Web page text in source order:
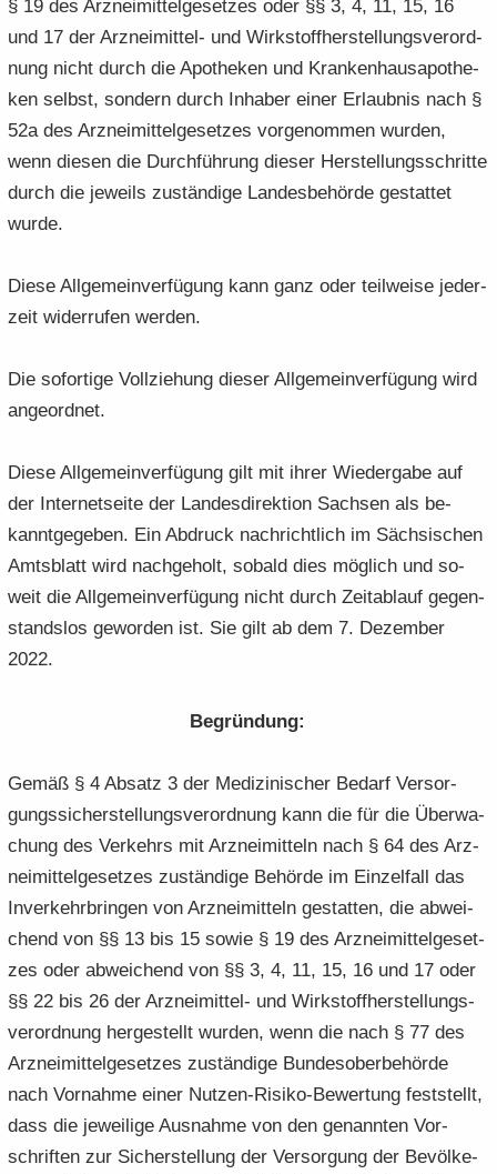
§ 19 des Arz­nei­mit­tel­ge­set­zes oder §§ 3, 4, 11, 15, 16
und 17 der Arzneimittel-​ und Wirk­stoff­her­stel­lungs­ver­ord­
nung nicht durch die Apo­the­ken und Kran­ken­hau­s­apo­the­
ken selbst, son­dern durch In­ha­ber einer Er­laub­nis nach §
52a des Arz­nei­mit­tel­ge­set­zes vor­ge­nom­men wur­den,
wenn die­sen die Durch­füh­rung die­ser Her­stel­lungs­schrit­te
durch die je­weils zu­stän­di­ge Lan­des­be­hör­de ge­stat­tet
wurde.
Diese All­ge­mein­ver­fü­gung kann ganz oder teil­wei­se je­der­
zeit wi­der­ru­fen wer­den.
Die so­for­ti­ge Voll­zie­hung die­ser All­ge­mein­ver­fü­gung wird
an­ge­ord­net.
Diese All­ge­mein­ver­fü­gung gilt mit ihrer Wie­der­ga­be auf
der In­ter­net­sei­te der Lan­des­di­rek­ti­on Sach­sen als be­
kannt­ge­ge­ben. Ein Ab­druck nach­richt­lich im Säch­si­schen
Amts­blatt wird nach­ge­holt, so­bald dies mög­lich und so­
weit die All­ge­mein­ver­fü­gung nicht durch Zeit­ab­lauf ge­gen­
stands­los ge­wor­den ist. Sie gilt ab dem 7. De­zem­ber
2022.
Be­grün­dung:
Gemäß § 4 Ab­satz 3 der Me­di­zi­ni­scher Be­darf Ver­sor­
gungs­si­cher­stel­lungs­ver­ord­nung kann die für die Über­wa­
chung des Ver­kehrs mit Arz­nei­mit­teln nach § 64 des Arz­
nei­mit­tel­ge­set­zes zu­stän­di­ge Be­hör­de im Ein­zel­fall das
In­ver­kehr­brin­gen von Arz­nei­mit­teln ge­stat­ten, die ab­wei­
chend von §§ 13 bis 15 sowie § 19 des Arz­nei­mit­tel­ge­set­
zes oder ab­wei­chend von §§ 3, 4, 11, 15, 16 und 17 oder
§§ 22 bis 26 der Arzneimittel-​ und Wirk­stoff­her­stel­lungs­
ver­ord­nung her­ge­stellt wur­den, wenn die nach § 77 des
Arz­nei­mit­tel­ge­set­zes zu­stän­di­ge Bun­des­ober­be­hör­de
nach Vor­nah­me einer Nutzen-​Risiko-Bewertung fest­stellt,
dass die je­wei­li­ge Aus­nah­me von den ge­nann­ten Vor­
schrif­ten zur Si­cher­stel­lung der Ver­sor­gung der Be­völ­ke­